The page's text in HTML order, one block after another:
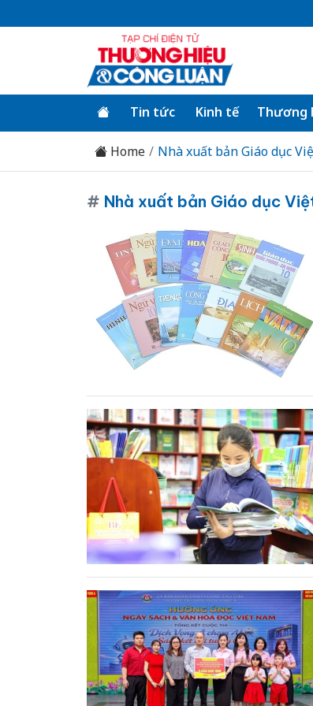
Tin tức Kinh tế Thương
Home Nhà xuất bản Giáo dục
# Nhà xuất bản Giáo dục